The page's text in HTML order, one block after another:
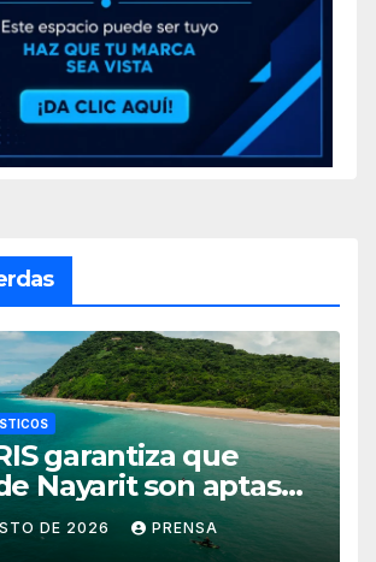
garantiza que
Nayarit son aptas
recreativo
DE 2026 PRENSA